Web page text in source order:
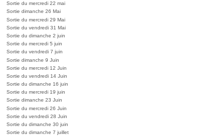
Sortie du mercredi 22 mai
Sortie dimanche 26 Mai
Sortie du mercredi 29 Mai
Sortie du vendredi 31 Mai
Sortie du dimanche 2 juin
Sortie du mercredi 5 juin
Sortie du vendredi 7 juin
Sortie dimanche 9 Juin
Sortie du mercredi 12 Juin
Sortie du vendredi 14 Juin
Sortie du dimanche 16 juin
Sortie du mercredi 19 juin
Sortie dimanche 23 Juin
Sortie du mercredi 26 Juin
Sortie du vendredi 28 Juin
Sortie du dimanche 30 juin
Sortie du dimanche 7 juillet